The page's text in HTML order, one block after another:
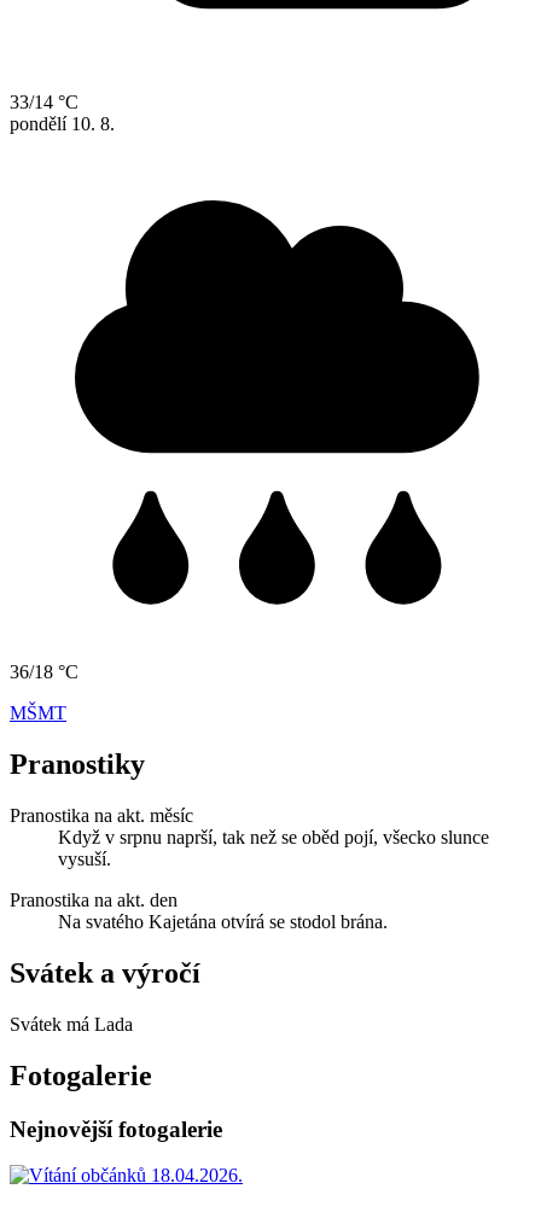
33/14 °C
pondělí 10. 8.
36/18 °C
MŠMT
Pranostiky
Pranostika na akt. měsíc
Když v srpnu naprší, tak než se oběd pojí, všecko slunce
vysuší.
Pranostika na akt. den
Na svatého Kajetána otvírá se stodol brána.
Svátek a výročí
Svátek má Lada
Fotogalerie
Nejnovější fotogalerie